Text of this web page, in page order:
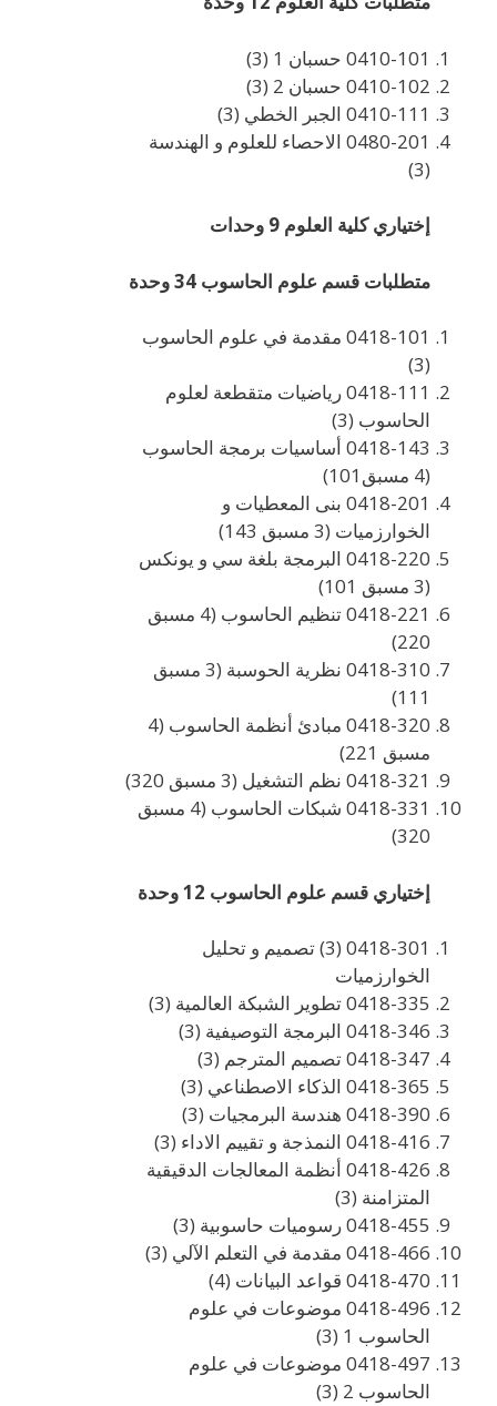
0410-101 حسبان 1 (3)
0410-102 حسبان 2 (3)
0410-111 الجبر الخطي (3)
0480-201 الاحصاء للعلوم و الهندسة
(3)
إختياري كلية العلوم 9 وحدات
متطلبات قسم علوم الحاسوب 34 وحدة
0418-101 مقدمة في علوم الحاسوب
(3)
0418-111 رياضيات متقطعة لعلوم
الحاسوب (3)
0418-143 أساسيات برمجة الحاسوب
(4 مسبق101)
0418-201 بنى المعطيات و
الخوارزميات (3 مسبق 143)
0418-220 البرمجة بلغة سي و يونكس
(3 مسبق 101)
0418-221 تنظيم الحاسوب (4 مسبق
220)
0418-310 نظرية الحوسبة (3 مسبق
111)
0418-320 مبادئ أنظمة الحاسوب (4
مسبق 221)
0418-321 نظم التشغيل (3 مسبق 320)
0418-331 شبكات الحاسوب (4 مسبق
320)
إختياري قسم علوم الحاسوب 12 وحدة
0418-301 (3) تصميم و تحليل
الخوارزميات
0418-335 تطوير الشبكة العالمية (3)
0418-346 البرمجة التوصيفية (3)
0418-347 تصميم المترجم (3)
0418-365 الذكاء الاصطناعي (3)
0418-390 هندسة البرمجيات (3)
0418-416 النمذجة و تقييم الاداء (3)
0418-426 أنظمة المعالجات الدقيقية
المتزامنة (3)
0418-455 رسوميات حاسوبية (3)
0418-466 مقدمة في التعلم الآلي (3)
0418-470 قواعد البيانات (4)
0418-496 موضوعات في علوم
الحاسوب 1 (3)
0418-497 موضوعات في علوم
الحاسوب 2 (3)